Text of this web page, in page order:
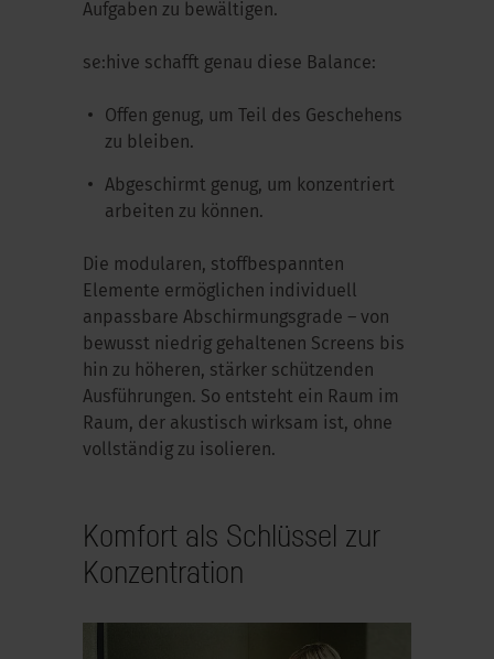
Aufgaben zu bewältigen.
se:hive schafft genau diese Balance:
Offen genug, um Teil des Geschehens
zu bleiben.
Abgeschirmt genug, um konzentriert
arbeiten zu können.
Die modularen, stoffbespannten
Elemente ermöglichen individuell
anpassbare Abschirmungsgrade – von
bewusst niedrig gehaltenen Screens bis
hin zu höheren, stärker schützenden
Ausführungen. So entsteht ein Raum im
Raum, der akustisch wirksam ist, ohne
vollständig zu isolieren.
Komfort als Schlüssel zur
Konzentration